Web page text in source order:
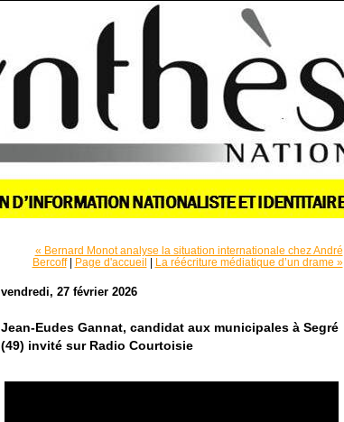
« Bernard Monot analyse la situation internationale chez André
Bercoff| Page d'accueil | La réécriture médiatique d’un drame »
vendredi, 27 février 2026
Jean-Eudes Gannat, candidat aux municipales à Segré
(49) invité sur Radio Courtoisie